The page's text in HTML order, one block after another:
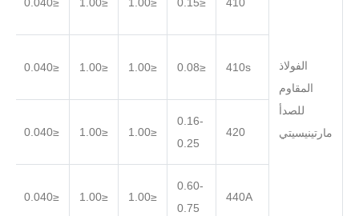
الفولاذ
المقاوم
للصدأ
مارتينيسيتي
410s
≤0.08
≤1.00
≤1.00
≤0.040
420
0.16-
0.25
≤1.00
≤1.00
≤0.040
440A
0.60-
0.75
≤1.00
≤1.00
≤0.040